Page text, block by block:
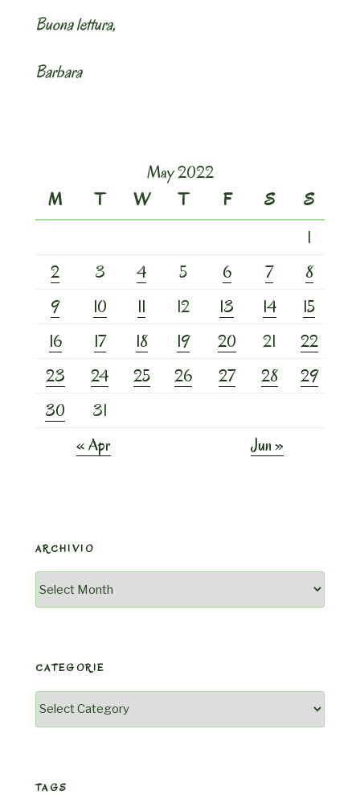
Buona lettura,
Barbara
May 2022
M
T W T F S
S
1
2
3 4 5 6 7
8
9
10 11 12 13 14
15
16
17 18 19 20 21
22
23
24 25 26 27 28
29
30
31
« Apr
Jun »
ARCHIVIO
Archivio
CATEGORIE
Categorie
TAGS